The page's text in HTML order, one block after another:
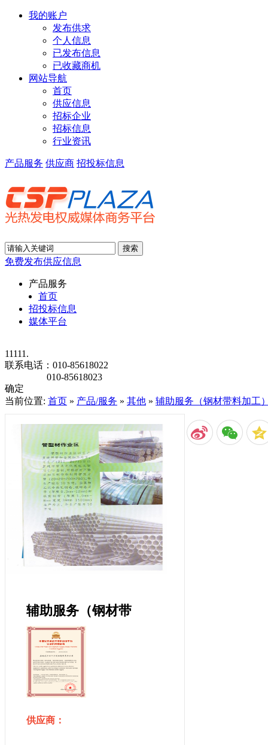
我的账户
发布供求
个人信息
已发布信息
已收藏商机
网站导航
首页
供应信息
招标企业
招标信息
行业资讯
产品服务 供应商 招投标信息
免费发布供应信息
产品服务
首页
招投标信息
媒体平台
11111.
联系电话： 010-85618022
010-85618023
确定
当前位置: 首页 » 产品/服务 » 其他 » 辅助服务（钢材带料加工
辅助服务（钢材带
料加工）
供应商：